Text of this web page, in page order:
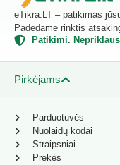
eTikra.LT – patikimas
Padedame rinktis
Patikimi.
Pirkėjams
Parduotuvės
Nuolaidų kodai
Straipsniai
Prekės